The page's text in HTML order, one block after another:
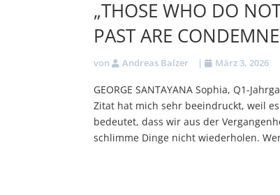
„THOSE WHO DO
PAST ARE
von Andreas Balzer | März 3, 2026
GEORGE SANTAYANA Sophia, Q1-
Zitat hat mich sehr beeindruckt, weil
bedeutet, dass wir aus der
schlimme Dinge nicht wiederholen.